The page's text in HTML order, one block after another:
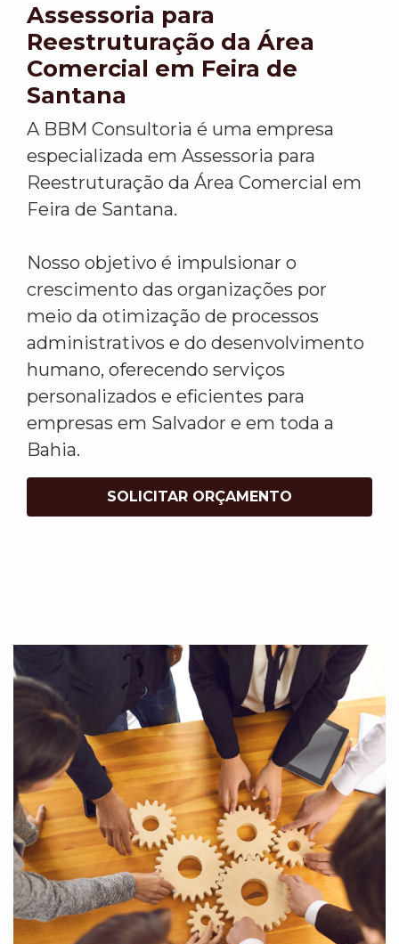
Assessoria para
Reestruturação da Área
Comercial em Feira de
Santana
A BBM Consultoria é uma empresa
especializada em Assessoria para
Reestruturação da Área Comercial em
Feira de Santana.
Nosso objetivo é impulsionar o
crescimento das organizações por
meio da otimização de processos
administrativos e do desenvolvimento
humano, oferecendo serviços
personalizados e eficientes para
empresas em Salvador e em toda a
Bahia.
SOLICITAR ORÇAMENTO